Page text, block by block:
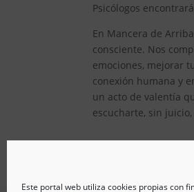
Este portal web utiliza cookies propias con
Psicólogos
En Mancera de
consciente. Nos
emociones, mejorar
conexión humana y
un acto de valentía
escucharte, sin